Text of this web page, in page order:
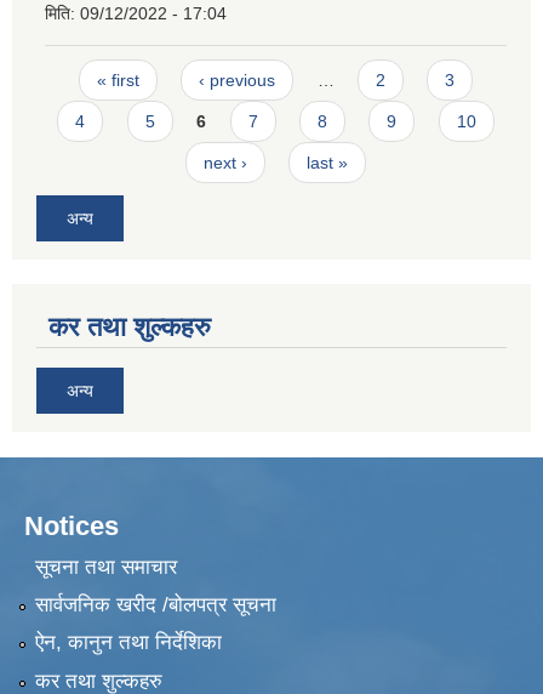
मिति: 09/12/2022 - 17:04
Pages
« first ‹ previous 2 3
4 5 6 7 8 9 10
next › last »
अन्य
कर तथा शुल्कहरु
अन्य
Notices
सूचना तथा समाचार
सार्वजनिक खरीद /बोलपत्र सूचना
ऐन, कानुन तथा निर्देशिका
कर तथा शुल्कहरु